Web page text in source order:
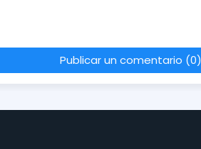
Publicar un comentario (0)